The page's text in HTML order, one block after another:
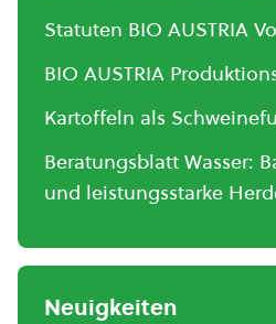
Statuten BIO AUSTRIA
BIO AUSTRIA
Kartoffeln als
Beratungsblatt Wasser:
und leistungsstarke
Neuigkeiten